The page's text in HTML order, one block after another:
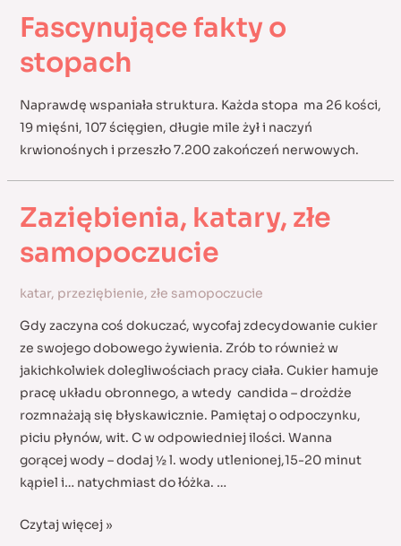
Fascynujące fakty o
stopach
Naprawdę wspaniała struktura. Każda stopa ma 26 kości,
19 mięśni, 107 ścięgien, długie mile żył i naczyń
krwionośnych i przeszło 7.200 zakończeń nerwowych.
Zaziębienia, katary, złe
samopoczucie
katar, przeziębienie, złe samopoczucie
Gdy zaczyna coś dokuczać, wycofaj zdecydowanie cukier
ze swojego dobowego żywienia. Zrób to również w
jakichkolwiek dolegliwościach pracy ciała. Cukier hamuje
pracę układu obronnego, a wtedy candida – drożdże
rozmnażają się błyskawicznie. Pamiętaj o odpoczynku,
piciu płynów, wit. C w odpowiedniej ilości. Wanna
gorącej wody – dodaj ½ l. wody utlenionej,15-20 minut
kąpiel i… natychmiast do łóżka. …
Zaziębienia,
Czytaj więcej »